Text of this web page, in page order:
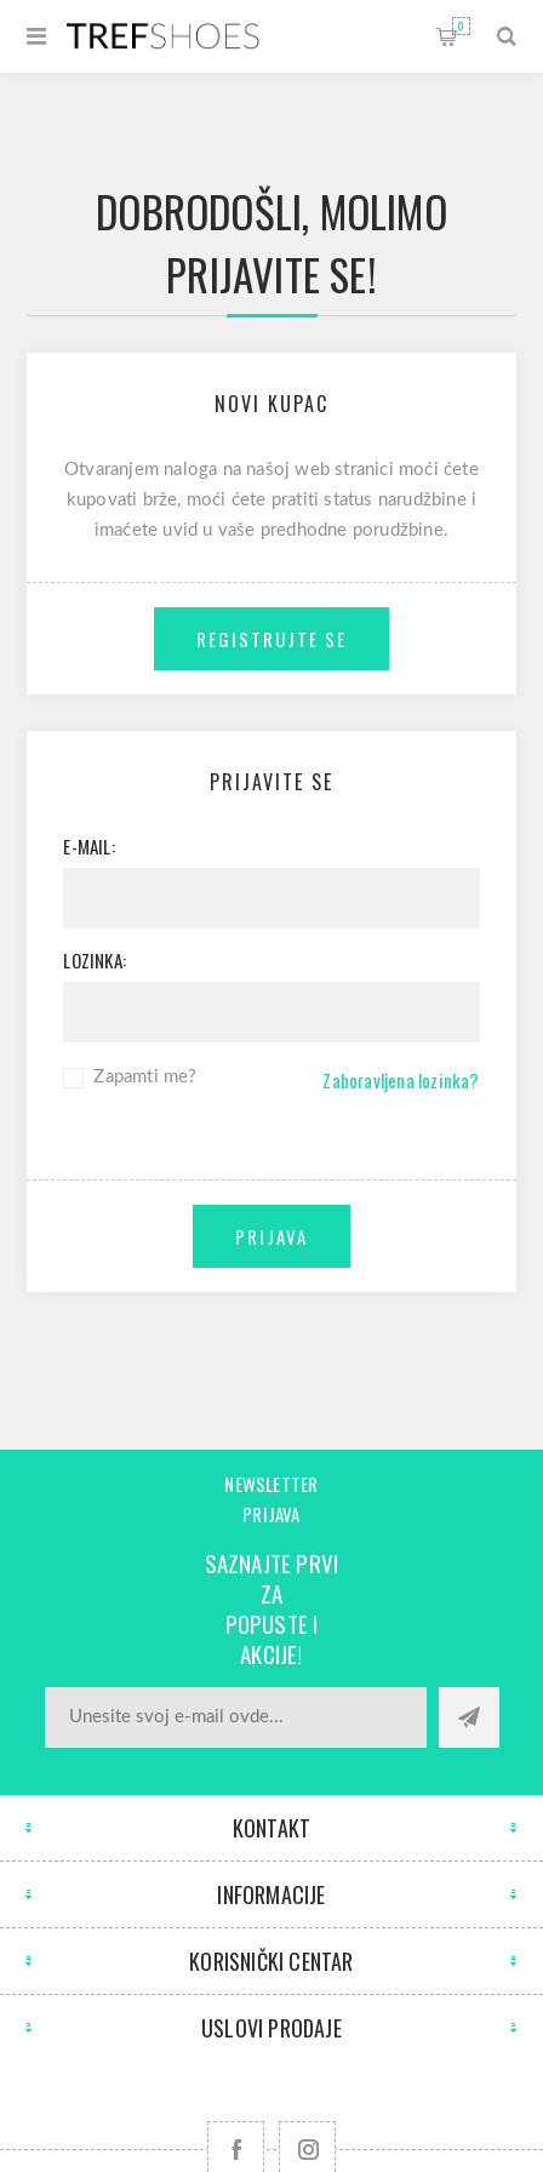
0
DOBRODOŠLI, MOLIMO
PRIJAVITE SE!
NOVI KUPAC
Otvaranjem naloga na našoj web stranici moći ćete
kupovati brže, moći ćete pratiti status narudžbine i
imaćete uvid u vaše predhodne porudžbine.
PRIJAVITE SE
E-MAIL:
LOZINKA:
Zapamti me? Zaboravljena lozinka?
NEWSLETTER
PRIJAVA
SAZNAJTE PRVI
ZA
POPUSTE I
AKCIJE!
KONTAKT
INFORMACIJE
KORISNIČKI CENTAR
USLOVI PRODAJE